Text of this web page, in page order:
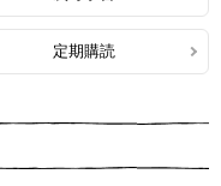
定期購読